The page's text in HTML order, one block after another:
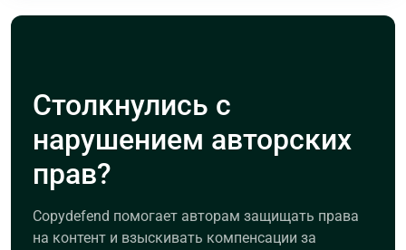
Столкнулись с
нарушением авторских
прав?
Copydefend помогает авторам защищать права
на контент и взыскивать компенсации за